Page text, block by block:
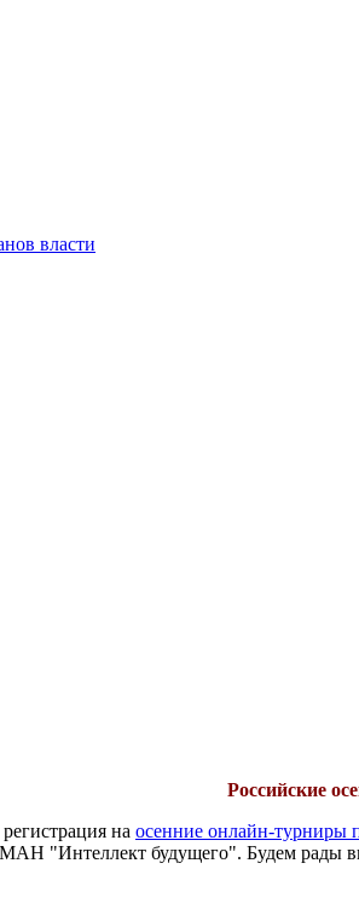
власти
Российские
на осенние онлайн-турниры
"Интеллект будущего". Будем рады